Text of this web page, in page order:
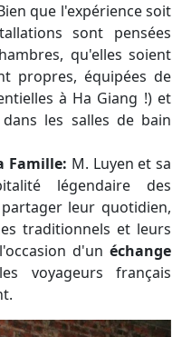
que l'expérience soit
sont pensées
qu'elles soient
propres, équipées de
à Ha Giang !) et
les salles de bain
Famille: M. Luyen et sa
légendaire des
leur quotidien,
traditionnels et leurs
d'un échange
voyageurs français